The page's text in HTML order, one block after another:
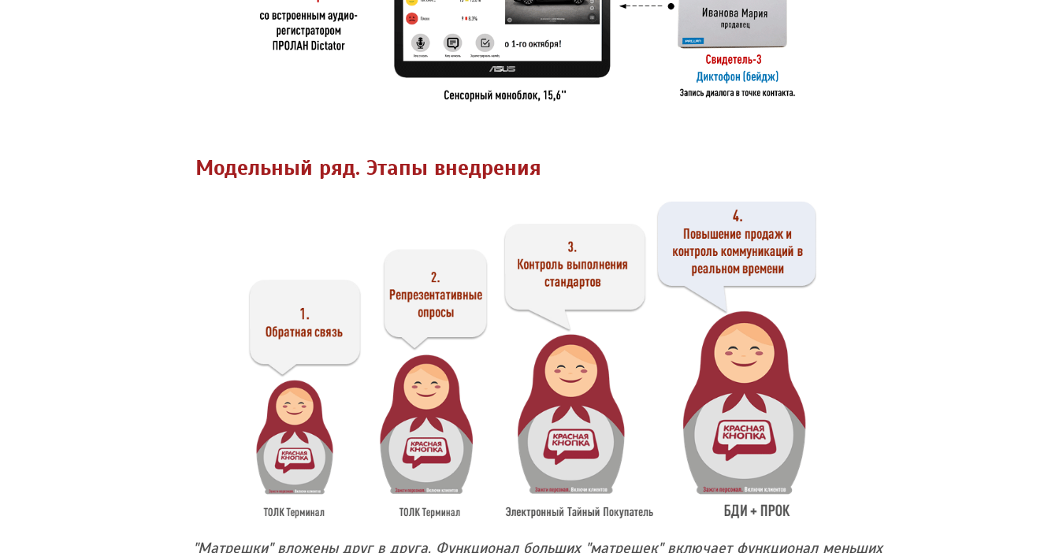
Модельный ряд. Этапы внедрения
"Матрешки" вложены друг в друга. Функционал больших "матрешек" включает функционал меньших